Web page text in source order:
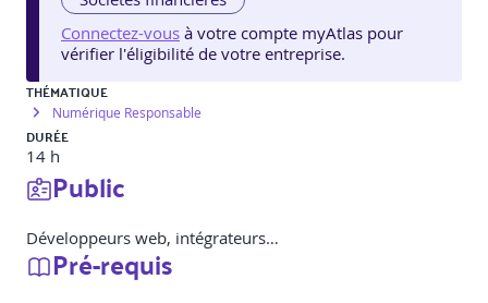
Connectez-vous à votre compte myAtlas pour
vérifier l'éligibilité de votre entreprise.
THÉMATIQUE
Numérique Responsable
DURÉE
14 h
Public
Développeurs web, intégrateurs…
Pré-requis